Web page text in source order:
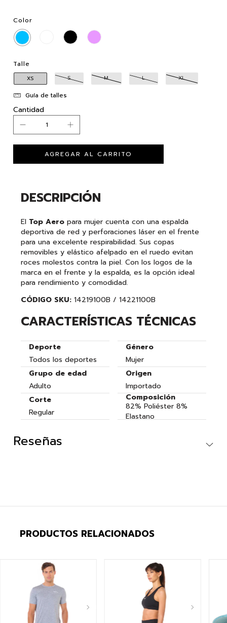
Color
Talle
XS S M L XL
Guía de talles
Cantidad
DESCRIPCIÓN
El Top Aero para mujer cuenta con una espalda
deportiva de red y perforaciones láser en el frente
para una excelente respirabilidad. Sus copas
removibles y elástico afelpado en el ruedo evitan
roces molestos contra la piel. Con los logos de la
marca en el frente y la espalda, es la opción ideal
para rendimiento y comodidad.
CÓDIGO SKU: 14219100B / 14221100B
CARACTERÍSTICAS TÉCNICAS
Deporte
Todos los deportes
Género
Mujer
Grupo de edad
Adulto
Origen
Importado
Corte
Regular
Composición
82% Poliéster 8%
Elastano
Reseñas
PRODUCTOS RELACIONADOS